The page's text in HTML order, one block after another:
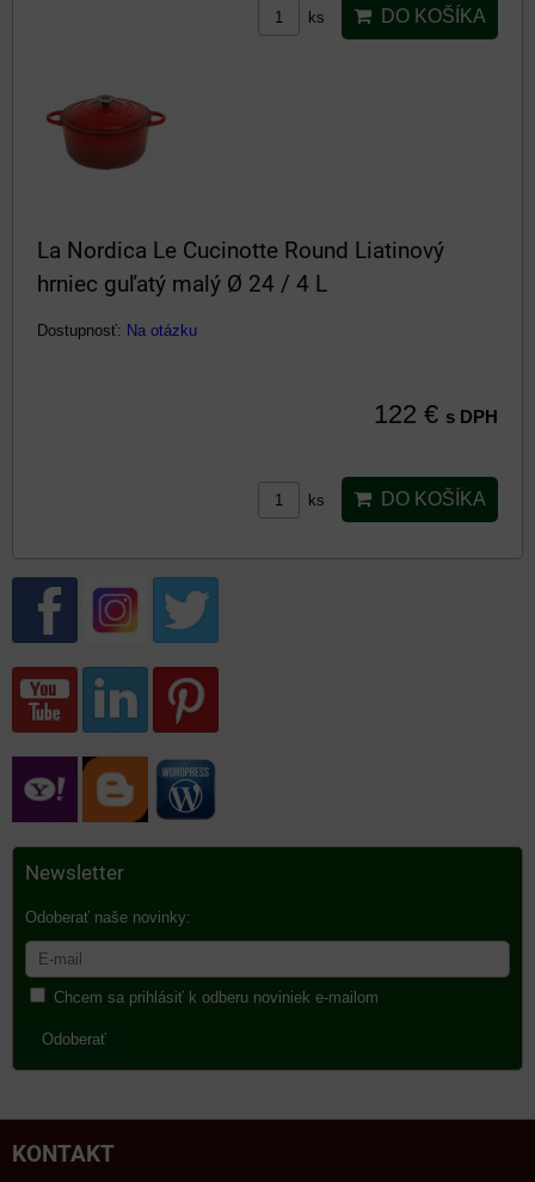
ks DO KOŠÍKA
La Nordica Le Cucinotte Round Liatinový
hrniec guľatý malý Ø 24 / 4 L
Dostupnosť: Na otázku
122 € s DPH
ks DO KOŠÍKA
Newsletter
Odoberať naše novinky:
Chcem sa prihlásiť k odberu noviniek e-mailom
Odoberať
KONTAKT